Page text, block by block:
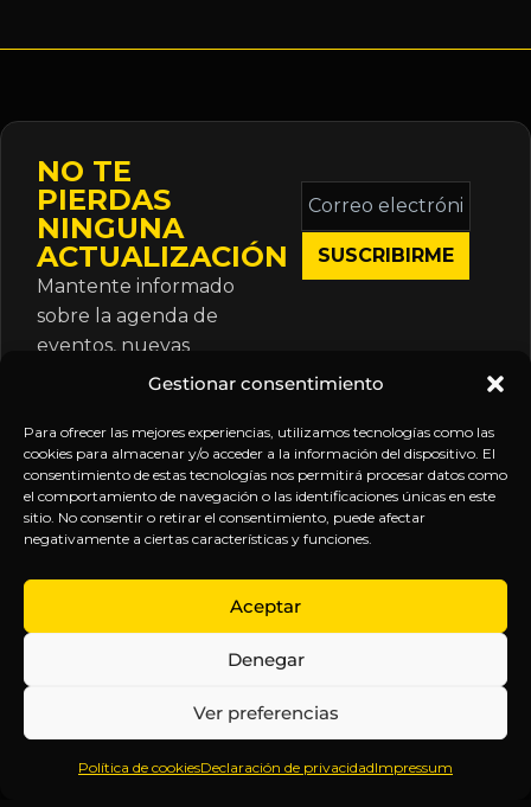
Gestionar consentimiento
Para ofrecer las mejores experiencias, utilizamos tecnologías como las
cookies para almacenar y/o acceder a la información del dispositivo. El
consentimiento de estas tecnologías nos permitirá procesar datos como
el comportamiento de navegación o las identificaciones únicas en este
sitio. No consentir o retirar el consentimiento, puede afectar
negativamente a ciertas características y funciones.
Aceptar
Denegar
Ver preferencias
Política de cookiesDeclaración de privacidadImpressum
NO TE
PIERDAS
NINGUNA
ACTUALIZACIÓN
Mantente informado
sobre la agenda de
eventos, nuevas
publicaciones y
suscripción.
Correo
electrónico
*
Inteligencia
Anticipándonos
EXPLORA
Inicio
Sobre
Contenido
Webinars
LEGAL
Política
de
Términos y
Aviso
SÍGUENOS